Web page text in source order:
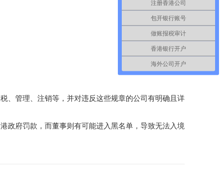
、管理、注销等，并对违反这些规章的公司有明确且详
政府罚款，而董事则有可能进入黑名单，导致无法入境
注册香港公司
包开银行账号
做账报税审计
香港银行开户
海外公司开户